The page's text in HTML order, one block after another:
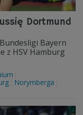
Dortmund
Bayern
z HSV Hamburg
Norymberga